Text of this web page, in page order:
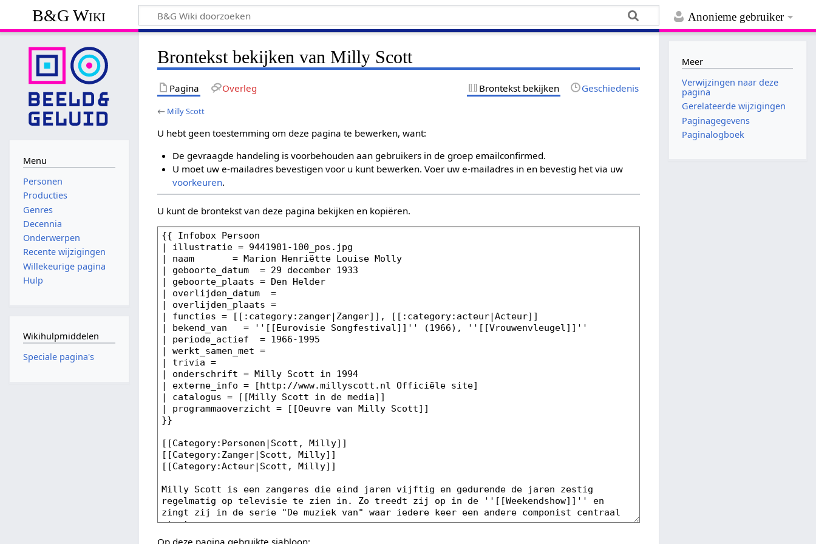
Anonieme gebruiker
B&G Wiki
Brontekst bekijken van Milly Scott
Pagina Overleg Brontekst bekijken Geschiedenis
← Milly Scott
U hebt geen toestemming om deze pagina te bewerken, want:
De gevraagde handeling is voorbehouden aan gebruikers in de groep emailconfirmed.
U moet uw e-mailadres bevestigen voor u kunt bewerken. Voer uw e-mailadres in en bevestig het via uw
voorkeuren.
U kunt de brontekst van deze pagina bekijken en kopiëren.
Op deze pagina gebruikte sjabloon:
Menu
Personen
Producties
Genres
Decennia
Onderwerpen
Recente wijzigingen
Willekeurige pagina
Hulp
Wikihulpmiddelen
Speciale pagina's
Meer
Verwijzingen naar deze
pagina
Gerelateerde wijzigingen
Paginagegevens
Paginalogboek